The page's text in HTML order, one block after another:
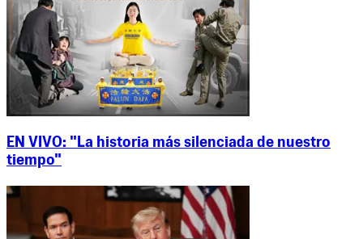
EN VIVO: "La historia más silenciada de nuestro
tiempo"